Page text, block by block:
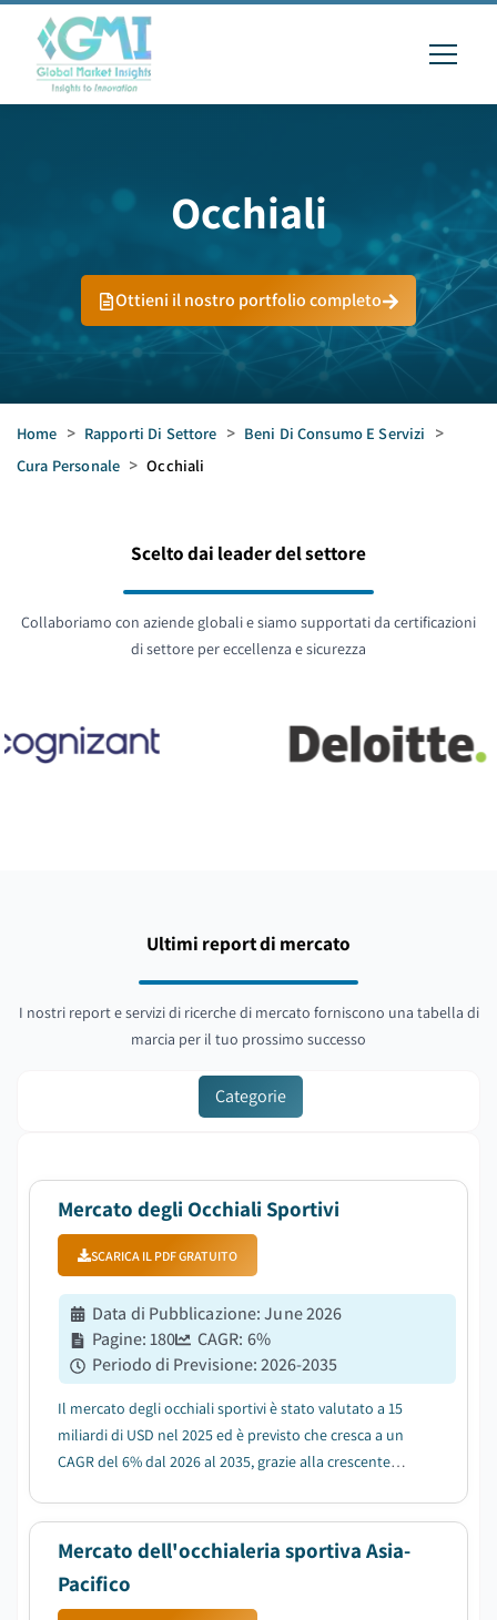
Occhiali
Ottieni il nostro portfolio completo
Home > Rapporti Di Settore > Beni Di Consumo E Servizi >
Cura Personale > Occhiali
Scelto dai leader del settore
Collaboriamo con aziende globali e siamo supportati da certificazioni
di settore per eccellenza e sicurezza
Ultimi report di mercato
I nostri report e servizi di ricerche di mercato forniscono una tabella di
marcia per il tuo prossimo successo
Categorie
Mercato degli Occhiali Sportivi
SCARICA IL PDF GRATUITO
Data di Pubblicazione:June 2026
Pagine:180 CAGR: 6%
Periodo di Previsione:2026-2035
Il mercato degli occhiali sportivi è stato valutato a 15
miliardi di USD nel 2025 ed è previsto che cresca a un
CAGR del 6% dal 2026 al 2035, grazie alla crescente
Mercato dell'occhialeria sportiva Asia-
Pacifico